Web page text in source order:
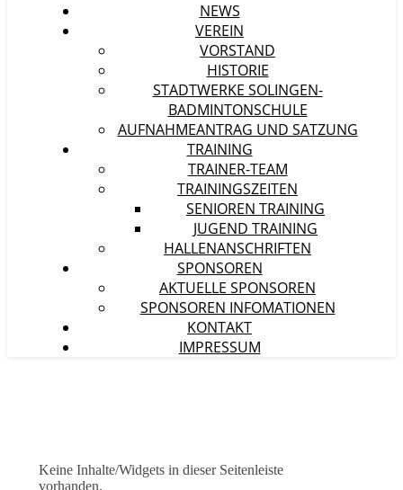
NEWS
VEREIN
VORSTAND
HISTORIE
STADTWERKE SOLINGEN-
BADMINTONSCHULE
AUFNAHMEANTRAG UND SATZUNG
TRAINING
TRAINER-TEAM
TRAININGSZEITEN
SENIOREN TRAINING
JUGEND TRAINING
HALLENANSCHRIFTEN
SPONSOREN
AKTUELLE SPONSOREN
SPONSOREN INFOMATIONEN
KONTAKT
IMPRESSUM
Keine Inhalte/Widgets in dieser Seitenleiste
vorhanden.